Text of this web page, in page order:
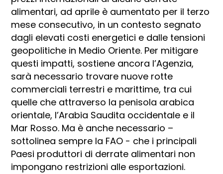
alimentari, ad aprile è aumentato per il terzo
mese consecutivo, in un contesto segnato
dagli elevati costi energetici e dalle tensioni
geopolitiche in Medio Oriente. Per mitigare
questi impatti, sostiene ancora l’Agenzia,
sarà necessario trovare nuove rotte
commerciali terrestri e marittime, tra cui
quelle che attraverso la penisola arabica
orientale, l’Arabia Saudita occidentale e il
Mar Rosso. Ma è anche necessario –
sottolinea sempre la FAO - che i principali
Paesi produttori di derrate alimentari non
impongano restrizioni alle esportazioni.